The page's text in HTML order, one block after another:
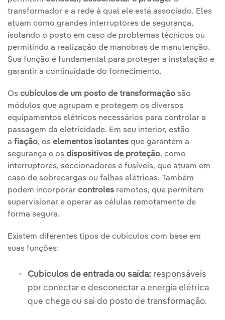
transformador e a rede à qual ele está associado. Eles
atuam como grandes interruptores de segurança,
isolando o posto em caso de problemas técnicos ou
permitindo a realização de manobras de manutenção.
Sua função é fundamental para proteger a instalação e
garantir a continuidade do fornecimento.
Os cubículos de um posto de transformação são
módulos que agrupam e protegem os diversos
equipamentos elétricos necessários para controlar a
passagem da eletricidade. Em seu interior, estão
a fiação, os elementos isolantes que garantem a
segurança e os dispositivos de proteção, como
interruptores, seccionadores e fusíveis, que atuam em
caso de sobrecargas ou falhas elétricas. Também
podem incorporar controles remotos, que permitem
supervisionar e operar as células remotamente de
forma segura.
Existem diferentes tipos de cubículos com base em
suas funções:
Cubículos de entrada ou saída: responsáveis
por conectar e desconectar a energia elétrica
que chega ou sai do posto de transformação.